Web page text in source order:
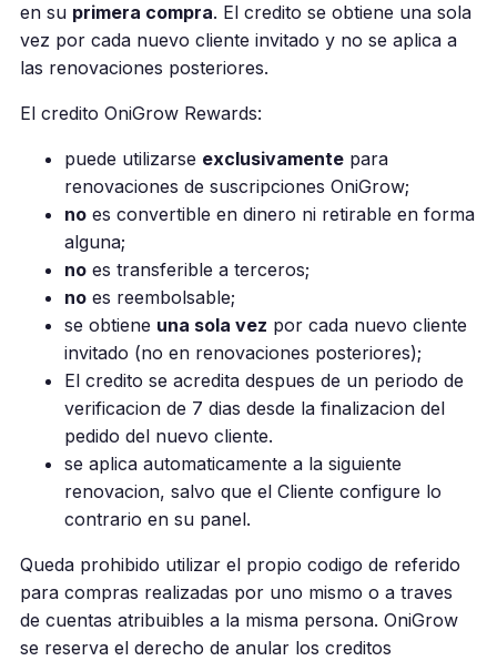
en su primera compra. El credito se obtiene una sola
vez por cada nuevo cliente invitado y no se aplica a
las renovaciones posteriores.
El credito OniGrow Rewards:
puede utilizarse exclusivamentepara
renovaciones de suscripciones OniGrow;
noes convertible en dinero ni retirable en forma
alguna;
noes transferible a terceros;
noes reembolsable;
se obtiene una sola vez por cada nuevo cliente
invitado (no en renovaciones posteriores);
El credito se acredita despues de un periodo de
verificacion de 7 dias desde la finalizacion del
pedido del nuevo cliente.
se aplica automaticamente a la siguiente
renovacion, salvo que el Cliente configure lo
contrario en su panel.
Queda prohibido utilizar el propio codigo de referido
para compras realizadas por uno mismo o a traves
de cuentas atribuibles a la misma persona. OniGrow
se reserva el derecho de anular los creditos